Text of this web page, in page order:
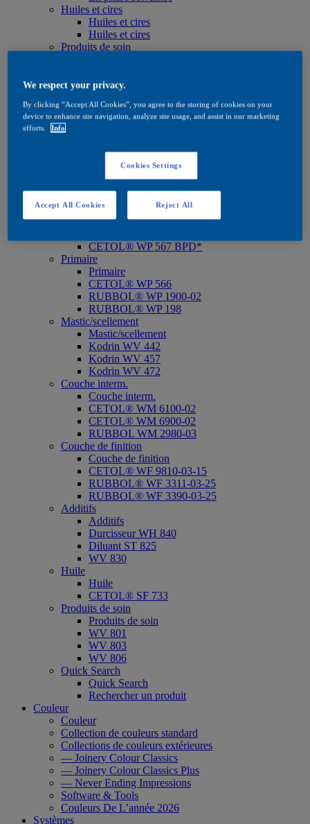
Huiles et cires
Huiles et cires
Huiles et cires
Produits de soin
En phase solvantée
Teintes
Teintes
Quick Search
Rechercher un produit
Exterior
Imprégnation
CETOL® WP 567 BPD*
Primaire
Primaire
CETOL® WP 566
RUBBOL® WP 1900-02
RUBBOL® WP 198
Mastic/scellement
Mastic/scellement
Kodrin WV 442
Kodrin WV 457
Kodrin WV 472
Couche interm.
Couche interm.
CETOL® WM 6100-02
CETOL® WM 6900-02
RUBBOL WM 2980-03
Couche de finition
Couche de finition
CETOL® WF 9810-03-15
RUBBOL® WF 3311-03-25
RUBBOL® WF 3390-03-25
Additifs
Additifs
Durcisseur WH 840
Diluant ST 825
WV 830
Huile
Huile
CETOL® SF 733
Produits de soin
Produits de soin
WV 801
WV 803
WV 806
Quick Search
Quick Search
Rechercher un produit
Couleur
Couleur
Collection de couleurs standard
Collections de couleurs extérieures
— Joinery Colour Classics
— Joinery Colour Classics Plus
— Never Ending Impressions
Software & Tools
Couleurs De L’année 2026
Systèmes
We respect your privacy.
By clicking “Accept All Cookies”, you agree to the storing of cookies on your
device to enhance site navigation, analyze site usage, and assist in our marketing
efforts.
Info
Cookies Settings
Reject All
Accept All Cookies